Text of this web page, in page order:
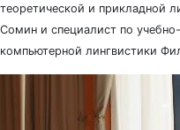
теоретической и прикладной
Сомин и специалист по
компьютерной лингвистики